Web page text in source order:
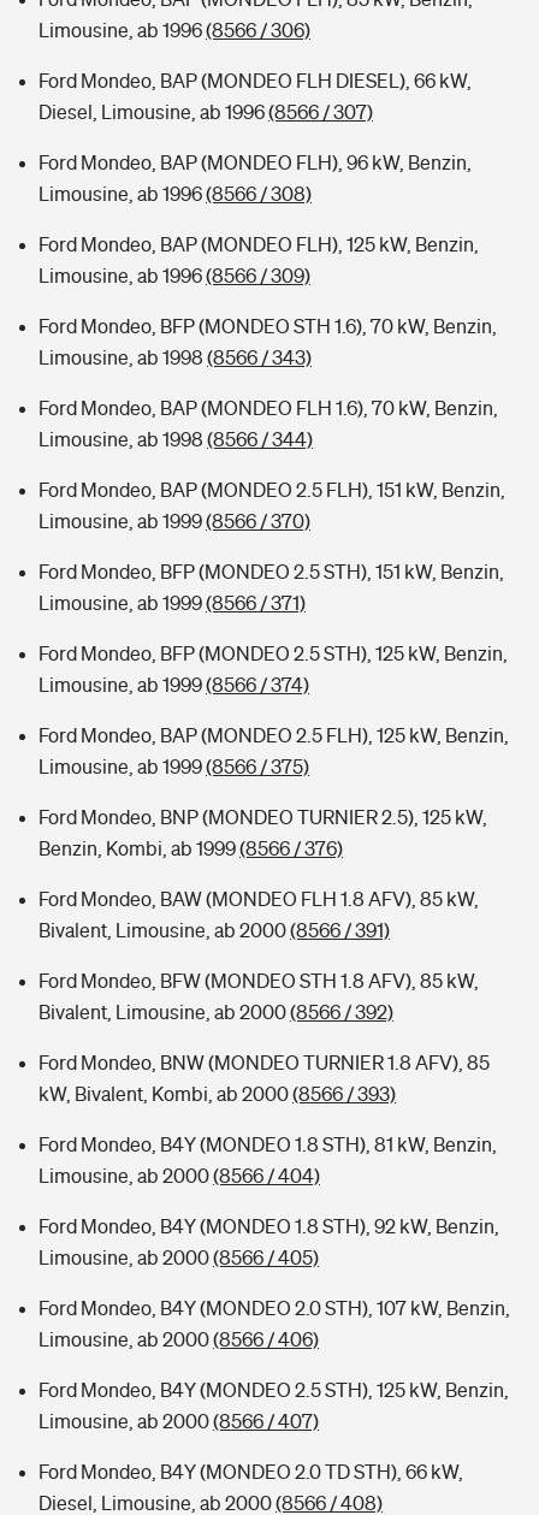
Limousine, ab 1996(8566 / 306)
Ford Mondeo, BAP (MONDEO FLH DIESEL), 66 kW,
Diesel, Limousine, ab 1996(8566 / 307)
Ford Mondeo, BAP (MONDEO FLH), 96 kW, Benzin,
Limousine, ab 1996(8566 / 308)
Ford Mondeo, BAP (MONDEO FLH), 125 kW, Benzin,
Limousine, ab 1996(8566 / 309)
Ford Mondeo, BFP (MONDEO STH 1.6), 70 kW, Benzin,
Limousine, ab 1998 (8566 / 343)
Ford Mondeo, BAP (MONDEO FLH 1.6), 70 kW, Benzin,
Limousine, ab 1998 (8566 / 344)
Ford Mondeo, BAP (MONDEO 2.5 FLH), 151 kW, Benzin,
Limousine, ab 1999(8566 / 370)
Ford Mondeo, BFP (MONDEO 2.5 STH), 151 kW, Benzin,
Limousine, ab 1999(8566 / 371)
Ford Mondeo, BFP (MONDEO 2.5 STH), 125 kW, Benzin,
Limousine, ab 1999(8566 / 374)
Ford Mondeo, BAP (MONDEO 2.5 FLH), 125 kW, Benzin,
Limousine, ab 1999(8566 / 375)
Ford Mondeo, BNP (MONDEO TURNIER 2.5), 125 kW,
Benzin, Kombi, ab 1999(8566 / 376)
Ford Mondeo, BAW (MONDEO FLH 1.8 AFV), 85 kW,
Bivalent, Limousine, ab 2000(8566 / 391)
Ford Mondeo, BFW (MONDEO STH 1.8 AFV), 85 kW,
Bivalent, Limousine, ab 2000(8566 / 392)
Ford Mondeo, BNW (MONDEO TURNIER 1.8 AFV), 85
kW, Bivalent, Kombi, ab 2000(8566 / 393)
Ford Mondeo, B4Y (MONDEO 1.8 STH), 81 kW, Benzin,
Limousine, ab 2000(8566 / 404)
Ford Mondeo, B4Y (MONDEO 1.8 STH), 92 kW, Benzin,
Limousine, ab 2000(8566 / 405)
Ford Mondeo, B4Y (MONDEO 2.0 STH), 107 kW, Benzin,
Limousine, ab 2000(8566 / 406)
Ford Mondeo, B4Y (MONDEO 2.5 STH), 125 kW, Benzin,
Limousine, ab 2000(8566 / 407)
Ford Mondeo, B4Y (MONDEO 2.0 TD STH), 66 kW,
Diesel, Limousine, ab 2000(8566 / 408)